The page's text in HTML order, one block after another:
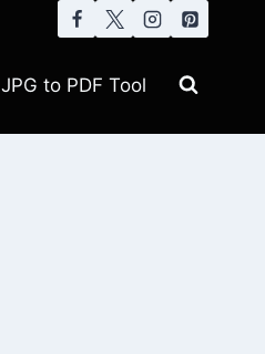
JPG to PDF Tool